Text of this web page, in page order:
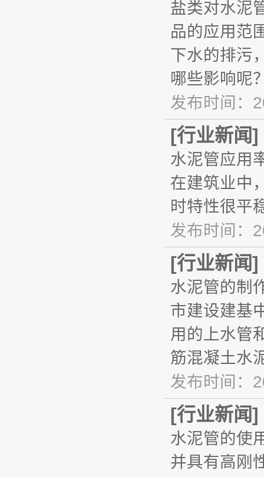
盐类对水泥
品的应用范
下水的排污
哪些影响呢
发布时间：
[行业新闻]
水泥管应用
在建筑业中
时特性很平
发布时间：
[行业新闻]
水泥管的制
市建设建基
用的上水管
筋混凝土水
发布时间：
[行业新闻]
水泥管的使
并具有高刚